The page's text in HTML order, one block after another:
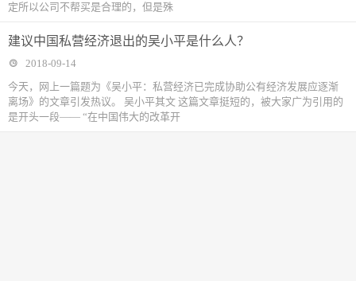
定所以公司不帮买是合理的，但是殊
建议中国私营经济退出的吴小平是什么人？
2018-09-14
今天，网上一篇题为《吴小平：私营经济已完成协助公有经济发展应逐渐
离场》的文章引发热议。 吴小平其文 这篇文章挺短的，被大家广为引用的
是开头一段—— “在中国伟大的改革开